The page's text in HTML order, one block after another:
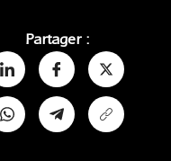
Partager :